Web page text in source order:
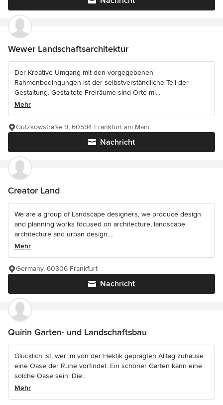
Wewer Landschaftsarchitektur
Der Kreative Umgang mit den vorgegebenen
Rahmenbedingungen ist der selbstverständliche Teil der
Gestaltung. Gestaltete Freiräume sind Orte mi...
Mehr
Nachricht
Gutzkowstraße 9, 60594 Frankfurt am Main
Creator Land
We are a group of Landscape designers, we produce design
and planning works focused on architecture, landscape
architecture and urban design....
Mehr
Nachricht
Germany, 60306 Frankfurt
Quirin Garten- und Landschaftsbau
Glücklich ist, wer im von der Hektik geprägten Alltag zuhause
eine Oase der Ruhe vorfindet. Ein schöner Garten kann eine
solche Oase sein. Die...
Mehr